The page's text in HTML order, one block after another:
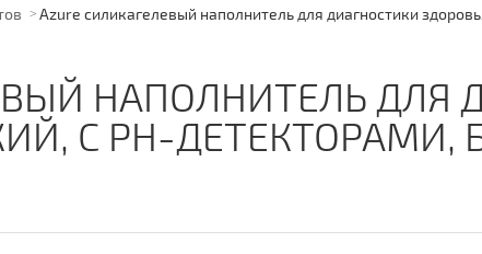
Azure силикагелевый наполнитель для диагностики
НАПОЛНИТЕЛЬ ДЛЯ
С PH-ДЕТЕКТОРАМИ,